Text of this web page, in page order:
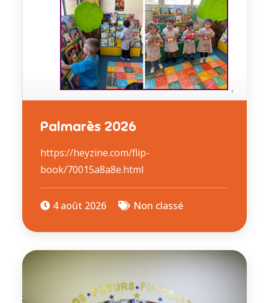
Palmarès 2026
https://heyzine.com/flip-
book/70015a8a8e.html
4 août 2026 Non classé